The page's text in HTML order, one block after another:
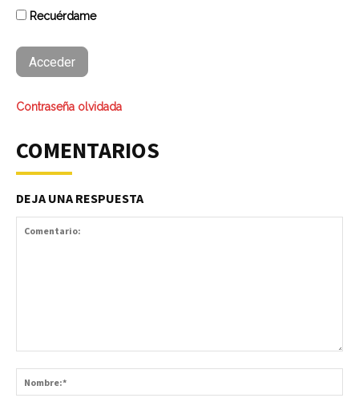
Recuérdame
Contraseña olvidada
COMENTARIOS
DEJA UNA RESPUESTA